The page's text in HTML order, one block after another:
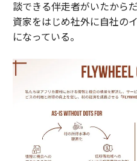
談できる伴走者がいたから
資家をはじめ社外に自社の
になっている。